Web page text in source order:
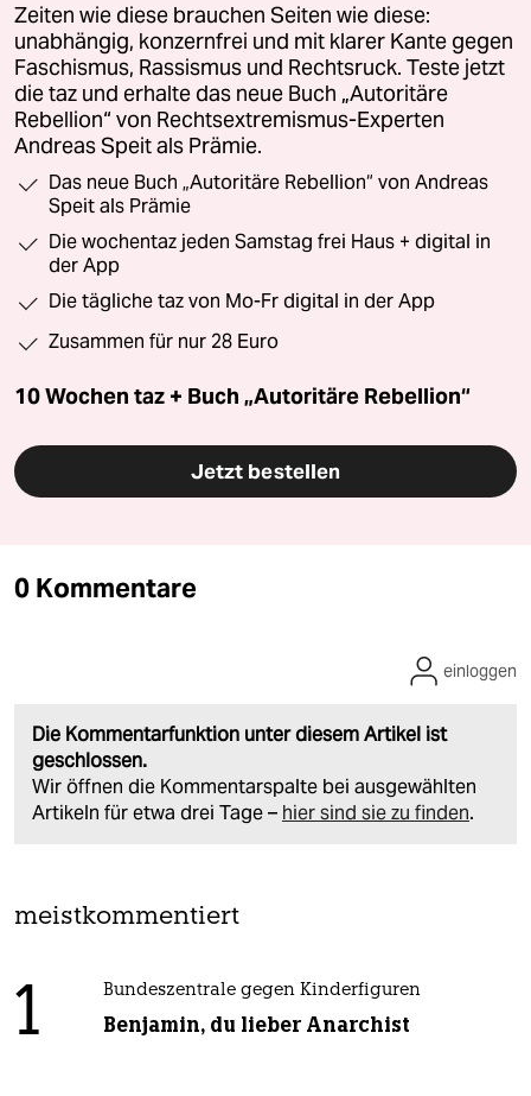
Zeiten wie diese brauchen Seiten wie diese:
unabhängig, konzernfrei und mit klarer Kante gegen
Faschismus, Rassismus und Rechtsruck. Teste jetzt
die taz und erhalte das neue Buch „Autoritäre
Rebellion“ von Rechtsextremismus-Experten
Andreas Speit als Prämie.
Das neue Buch „Autoritäre Rebellion“ von Andreas
Speit als Prämie
Die wochentaz jeden Samstag frei Haus + digital in
der App
Die tägliche taz von Mo-Fr digital in der App
Zusammen für nur 28 Euro
10 Wochen taz + Buch „Autoritäre Rebellion“
Jetzt bestellen
0 Kommentare
Die Kommentarfunktion unter diesem Artikel ist
geschlossen.
Wir öffnen die Kommentarspalte bei ausgewählten
Artikeln für etwa drei Tage – hier sind sie zu finden.
einloggen
meistkommentiert
1 Bundeszentrale gegen Kinderfiguren
Benjamin, du lieber Anarchist